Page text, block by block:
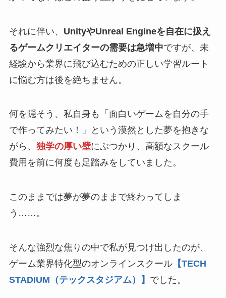
それに伴い、 UnityやUnreal Engineを自在に扱え
るゲームクリエイターの需要は急増中ですが、未
経験から業界に飛び込むための正しい学習ルート
に悩む方は後を絶ちません。
何を隠そう、私自身も「面白いゲームを自分の手
で作ってみたい！」という漠然とした夢を抱きな
がら、 独学の厚い壁にぶつかり、高額なスクール
費用を前に何度も足踏みをしていました。
このままでは夢が夢のままで終わってしま
う……。
そんな強烈な焦りの中で私が見つけ出したのが、
ゲーム業界特化型のオンラインスクール【TECH
STADIUM（テックスタジアム）】 でした。